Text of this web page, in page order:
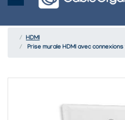
HDMI
Prise murale HDMI avec